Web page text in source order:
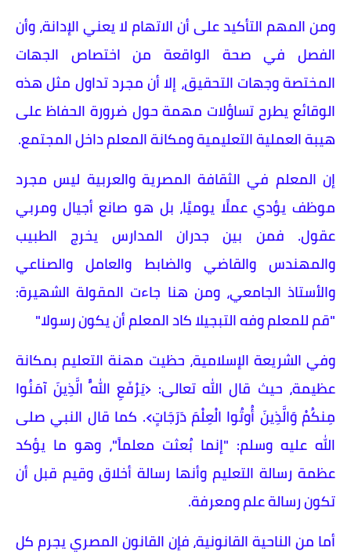
ومن المهم التأكيد على أن الاتهام لا يعني الإدانة، وأن
الفصل في صحة الواقعة من اختصاص الجهات
المختصة وجهات التحقيق، إلا أن مجرد تداول مثل هذه
الوقائع يطرح تساؤلات مهمة حول ضرورة الحفاظ على
هيبة العملية التعليمية ومكانة المعلم داخل المجتمع.
إن المعلم في الثقافة المصرية والعربية ليس مجرد
موظف يؤدي عملًا يوميًا، بل هو صانع أجيال ومربي
عقول. فمن بين جدران المدارس يخرج الطبيب
والمهندس والقاضي والضابط والعامل والصناعي
والأستاذ الجامعي، ومن هنا جاءت المقولة الشهيرة:
"قم للمعلم وفه التبجيلا كاد المعلم أن يكون رسولا."
وفي الشريعة الإسلامية، حظيت مهنة التعليم بمكانة
عظيمة، حيث قال الله تعالى: ﴿يَرْفَعِ اللَّهُ الَّذِينَ آمَنُوا
مِنكُمْ وَالَّذِينَ أُوتُوا الْعِلْمَ دَرَجَاتٍ﴾. كما قال النبي صلى
الله عليه وسلم: "إنما بُعثت معلماً"، وهو ما يؤكد
عظمة رسالة التعليم وأنها رسالة أخلاق وقيم قبل أن
تكون رسالة علم ومعرفة.
أما من الناحية القانونية، فإن القانون المصري يجرم كل